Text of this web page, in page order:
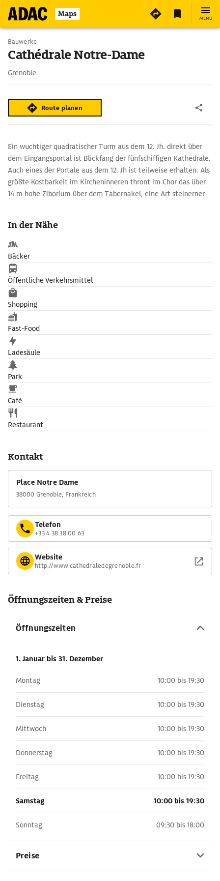
Maps MENÜ
Bauwerke
Cathédrale Notre-Dame
Grenoble
Route planen
Ein wuchtiger quadratischer Turm aus dem 12. Jh. direkt über
dem Eingangsportal ist Blickfang der fünfschiffigen Kathedrale.
Auch eines der Portale aus dem 12. Jh ist teilweise erhalten. Als
größte Kostbarkeit im Kircheninneren thront im Chor das über
14 m hohe Ziborium über dem Tabernakel, eine Art steinerner
In der Nähe
Bäcker
Öffentliche Verkehrsmittel
Shopping
Fast-Food
Ladesäule
Park
Café
Restaurant
Kontakt
Place Notre Dame
38000 Grenoble, Frankreich
Telefon
+33 4 38 38 00 63
Website
http://www.cathedraledegrenoble.fr
Öffnungszeiten & Preise
Öffnungszeiten
1. Januar bis 31. Dezember
Montag 10:00 bis 19:30
Dienstag 10:00 bis 19:30
Mittwoch 10:00 bis 19:30
Donnerstag 10:00 bis 19:30
Freitag 10:00 bis 19:30
Samstag 10:00 bis 19:30
Sonntag 09:30 bis 18:00
Preise